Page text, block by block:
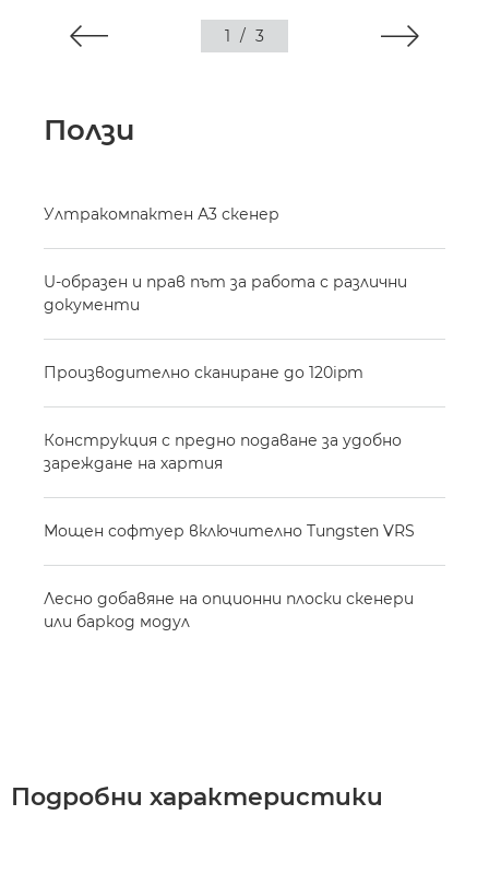
1 / 3
Ползи
Ултракомпактен А3 скенер
U-образен и прав път за работа с различни
документи
Производително сканиране до 120ipm
Конструкция с предно подаване за удобно
зареждане на хартия
Мощен софтуер включително Tungsten VRS
Лесно добавяне на опционни плоски скенери
или баркод модул
Подробни характеристики